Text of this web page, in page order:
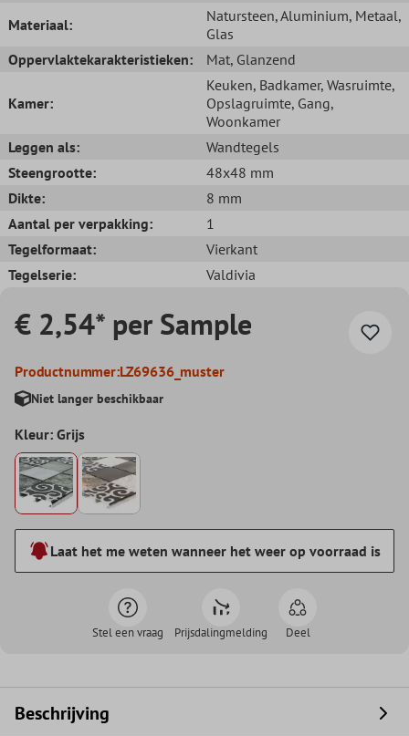
Materiaal:
Natursteen, Aluminium, Metaal,
Glas
Oppervlaktekarakteristieken:
Mat, Glanzend
Kamer:
Keuken, Badkamer, Wasruimte,
Opslagruimte, Gang,
Woonkamer
Leggen als:
Wandtegels
Steengrootte:
48x48 mm
Dikte:
8 mm
Aantal per verpakking:
1
Tegelformaat:
Vierkant
Tegelserie:
Valdivia
€ 2,54* per Sample
Productnummer:LZ69636_muster
Niet langer beschikbaar
Kleur: Grijs
Laat het me weten wanneer het weer op voorraad is
Stel een vraag Prijsdalingmelding Deel
Beschrijving